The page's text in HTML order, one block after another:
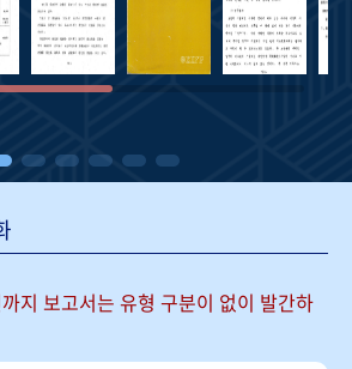
지 보고서는 유형 구분이 없이 발간하